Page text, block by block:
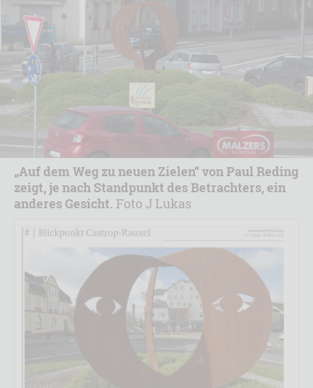
„Auf dem Weg zu neuen Zielen“ von Paul Reding
zeigt, je nach Standpunkt des Betrachters, ein
anderes Gesicht. Foto J Lukas